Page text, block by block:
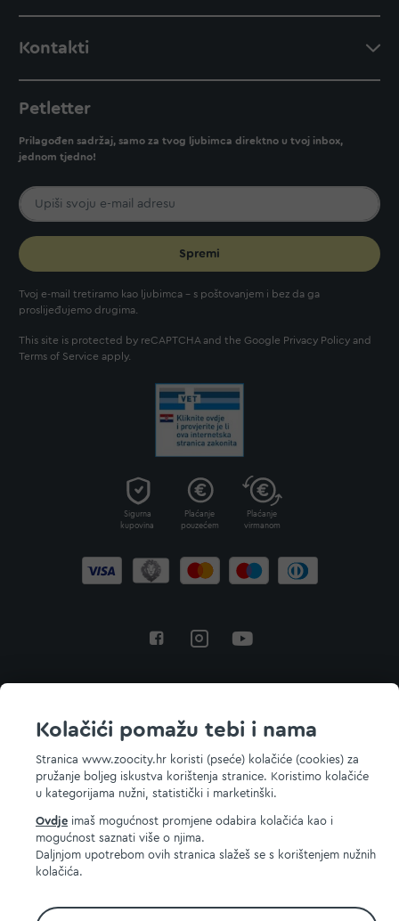
Kolačići pomažu tebi i nama
Stranica www.zoocity.hr koristi (pseće) kolačiće (cookies) za
pružanje boljeg iskustva korištenja stranice. Koristimo kolačiće
u kategorijama nužni, statistički i marketinški.
Ovdje imaš mogućnost promjene odabira kolačića kao i
mogućnost saznati više o njima.
Daljnjom upotrebom ovih stranica slažeš se s korištenjem nužnih
kolačića.
Kontakti
Petletter
Prilagođen sadržaj, samo za tvog ljubimca direktno u tvoj inbox,
jednom tjedno!
Spremi
Tvoj e-mail tretiramo kao ljubimca - s poštovanjem i bez da ga
proslijeđujemo drugima.
This site is protected by reCAPTCHA and the Google Privacy Policy and
Terms of Service apply.
Sigurna
kupovina
Plaćanje
pouzećem
Plaćanje
virmanom
© 2026 ZOOCITY. Sva prava zadržana.